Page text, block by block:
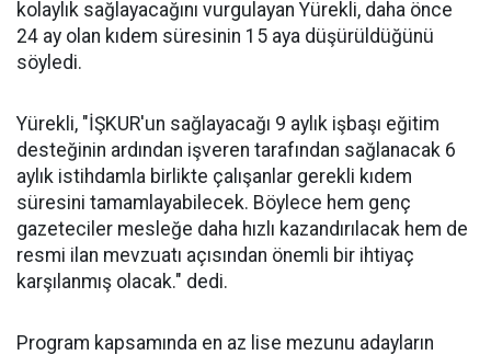
kolaylık sağlayacağını vurgulayan Yürekli, daha önce
24 ay olan kıdem süresinin 15 aya düşürüldüğünü
söyledi.
Yürekli, "İŞKUR'un sağlayacağı 9 aylık işbaşı eğitim
desteğinin ardından işveren tarafından sağlanacak 6
aylık istihdamla birlikte çalışanlar gerekli kıdem
süresini tamamlayabilecek. Böylece hem genç
gazeteciler mesleğe daha hızlı kazandırılacak hem de
resmi ilan mevzuatı açısından önemli bir ihtiyaç
karşılanmış olacak." dedi.
Program kapsamında en az lise mezunu adayların